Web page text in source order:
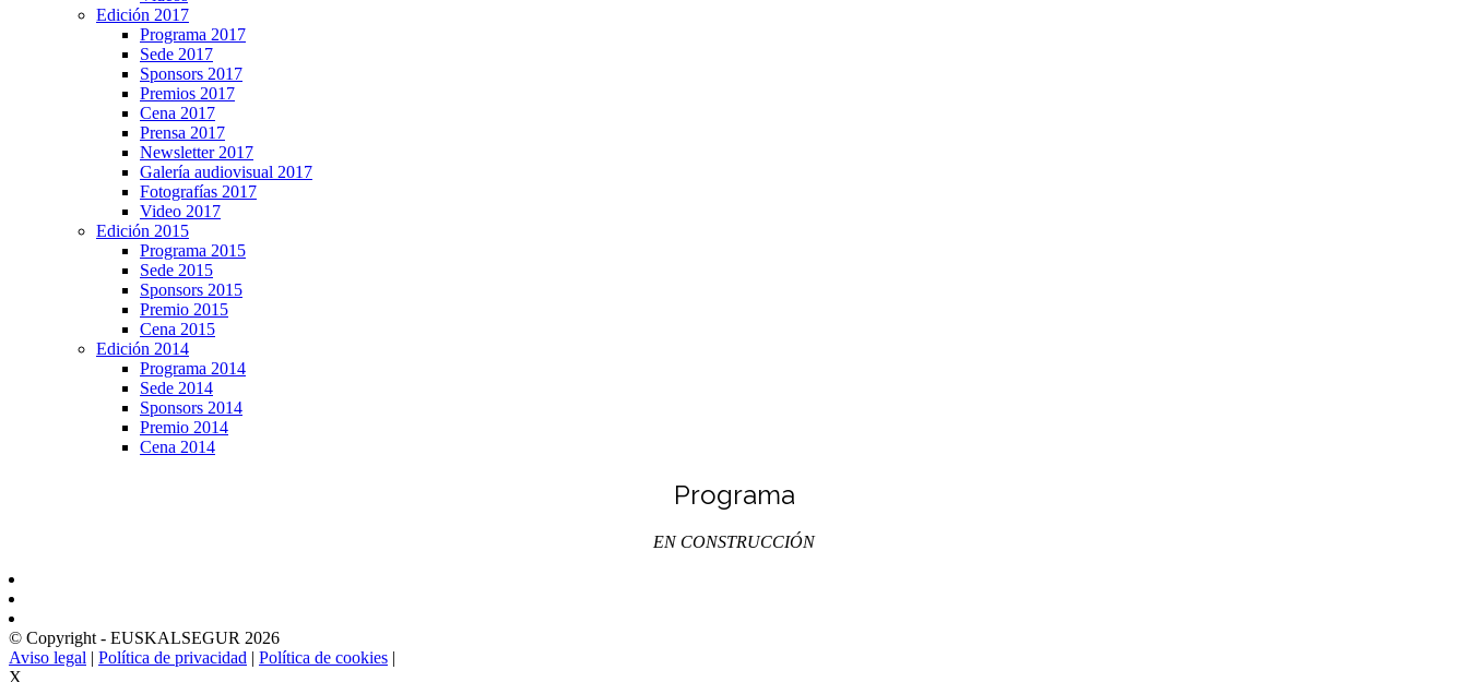
Edición 2017
Programa 2017
Sede 2017
Sponsors 2017
Premios 2017
Cena 2017
Prensa 2017
Newsletter 2017
Galería audiovisual 2017
Fotografías 2017
Video 2017
Edición 2015
Programa 2015
Sede 2015
Sponsors 2015
Premio 2015
Cena 2015
Edición 2014
Programa 2014
Sede 2014
Sponsors 2014
Premio 2014
Cena 2014
Programa
EN CONSTRUCCIÓN
© Copyright - EUSKALSEGUR 2026
Aviso legal | Política de privacidad | Política de cookies |
X